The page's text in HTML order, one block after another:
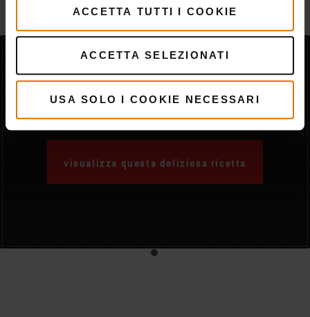
ACCETTA TUTTI I COOKIE
ACCETTA SELEZIONATI
USA SOLO I COOKIE NECESSARI
Pizza Napoletana
visualizza questa deliziosa ricetta